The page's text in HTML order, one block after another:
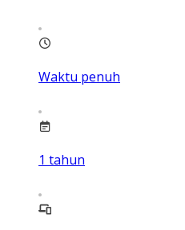
Waktu penuh
1 tahun